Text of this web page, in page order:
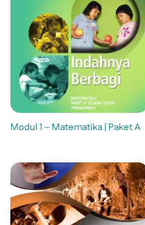
Modul 1 – Matematika | Paket A